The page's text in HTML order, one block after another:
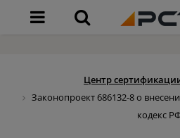
Центр
Законопроект 686132-8 о
кодекс